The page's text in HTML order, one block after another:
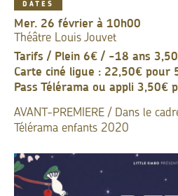
DATES
mer. 26 février à 10h00
Théâtre Louis Jouvet
Tarifs / Plein 6€ / -18 ans
Carte ciné ligue : 22,50€ pour
Pass Télérama ou appli 3,50€
AVANT-PREMIERE / Dans le
Télérama enfants 2020